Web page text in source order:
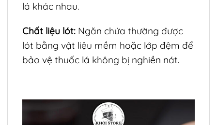
lá khác nhau.
Chất liệu lót: Ngăn chứa thường được
lót bằng vật liệu mềm hoặc lớp đệm để
bảo vệ thuốc lá không bị nghiền nát.